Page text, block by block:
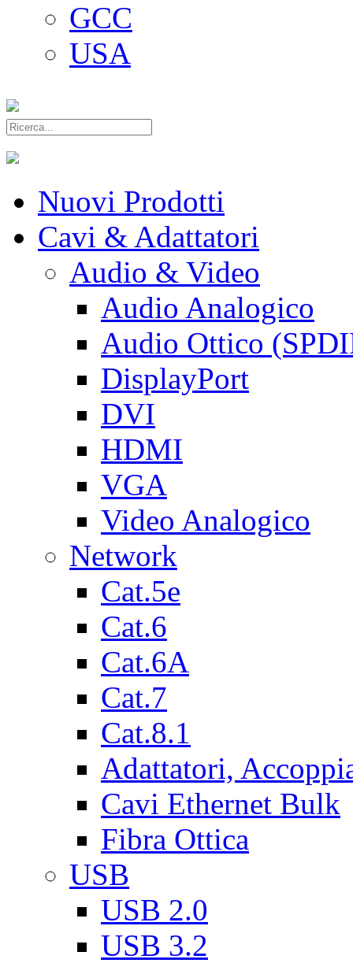
GCC
USA
Nuovi Prodotti
Cavi & Adattatori
Audio & Video
Audio Analogico
Audio Ottico
DisplayPort
DVI
HDMI
VGA
Video Analogico
Network
Cat.5e
Cat.6
Cat.6A
Cat.7
Cat.8.1
Adattatori,
Cavi Ethernet Bulk
Fibra Ottica
USB
USB 2.0
USB 3.2